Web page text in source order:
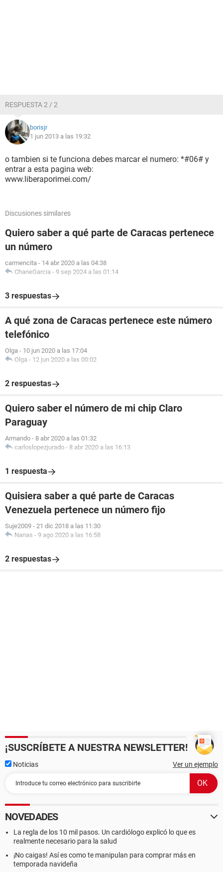
RESPUESTA 2 / 2
borisjr
1 jun 2013 a las 19:32
o tambien si te funciona debes marcar el numero: *#06# y
entrar a esta pagina web:
www.liberaporimei.com/
Discusiones similares
Quiero saber a qué parte de Caracas pertenece
un número
carmencita - 14 abr 2020 a las 04:38
ChaneGarcia - 9 sep 2024 a las 01:14
3 respuestas
A qué zona de Caracas pertenece este número
telefónico
Olga - 10 jun 2020 a las 17:04
Olga - 12 jun 2020 a las 00:02
2 respuestas
Quiero saber el número de mi chip Claro
Paraguay
Armando - 8 abr 2020 a las 01:32
carloslopezjurado - 8 abr 2020 a las 16:13
1 respuesta
Quisiera saber a qué parte de Caracas
Venezuela pertenece un número fijo
Suje2009 - 21 dic 2018 a las 11:30
Nanas - 9 ago 2020 a las 16:58
2 respuestas
¡SUSCRÍBETE A NUESTRA NEWSLETTER!
Noticias Ver un ejemplo
NOVEDADES
La regla de los 10 mil pasos. Un cardiólogo explicó lo que es
realmente necesario para la salud
¡No caigas! Así es como te manipulan para comprar más en
temporada navideña